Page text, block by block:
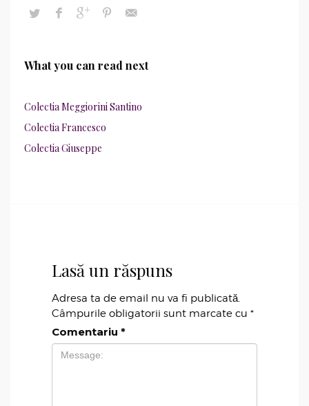
What you can read next
Colectia Meggiorini Santino
Colectia Francesco
Colectia Giuseppe
Lasă un răspuns
Adresa ta de email nu va fi publicată.
Câmpurile obligatorii sunt marcate cu *
Comentariu *